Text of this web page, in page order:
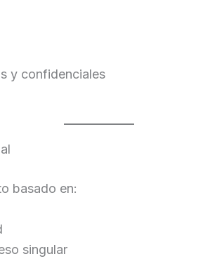
y confidenciales
basado en:
singular